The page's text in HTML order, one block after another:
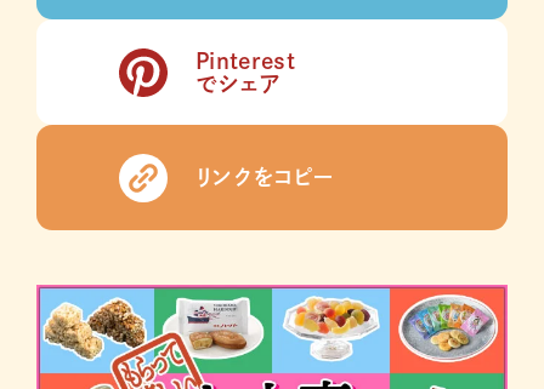
Pinterest
でシェア
リンクをコピー